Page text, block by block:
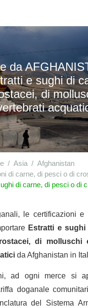
da
e sughi di
di
Asia
Afghanistan
pesci o di crostacei, di molluschi o di altri invertebrati
di pesci o di crostacei, di molluschi o di altri invertebrati
le certificazioni e
Estratti e sughi
di molluschi
da Afghanistan in
ad ogni merce si
doganale
del Sistema